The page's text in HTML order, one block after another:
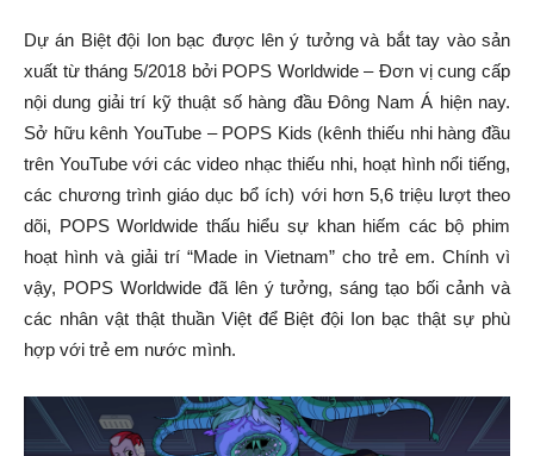
Dự án Biệt đội Ion bạc được lên ý tưởng và bắt tay vào sản
xuất từ tháng 5/2018 bởi POPS Worldwide – Đơn vị cung cấp
nội dung giải trí kỹ thuật số hàng đầu Đông Nam Á hiện nay.
Sở hữu kênh YouTube – POPS Kids (kênh thiếu nhi hàng đầu
trên YouTube với các video nhạc thiếu nhi, hoạt hình nổi tiếng,
các chương trình giáo dục bổ ích) với hơn 5,6 triệu lượt theo
dõi, POPS Worldwide thấu hiểu sự khan hiếm các bộ phim
hoạt hình và giải trí “Made in Vietnam” cho trẻ em. Chính vì
vậy, POPS Worldwide đã lên ý tưởng, sáng tạo bối cảnh và
các nhân vật thật thuần Việt để Biệt đội Ion bạc thật sự phù
hợp với trẻ em nước mình.